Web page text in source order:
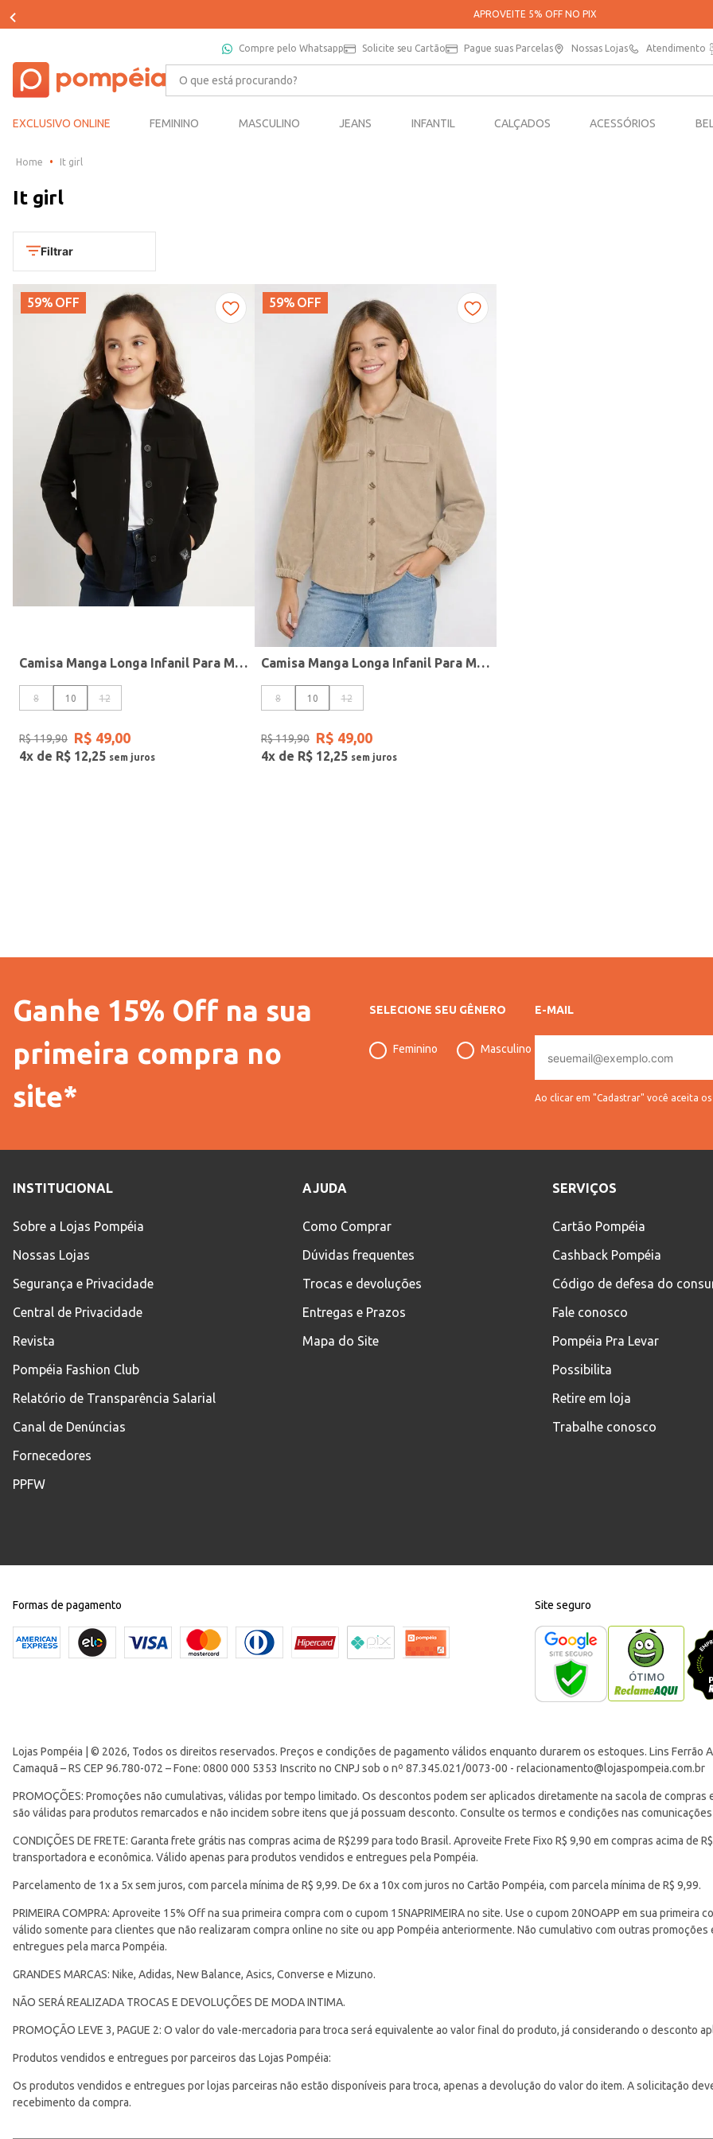
APROVEITE 5% OFF NO PIX
Compre pelo Whatsapp Solicite seu Cartão Pague suas Parcelas Nossas Lojas Atendimento
O que está procurando?
EXCLUSIVO ONLINE FEMININO MASCULINO JEANS INFANTIL CALÇADOS ACESSÓRIOS
It girl
It girl
Filtrar
Departamento
TAMANHO
Tecido
59% OFF
Camisa Manga Longa Infanil Para Menina - PRETO
8 10 12
R$119,90 R$ 49,00
4x de R$ 12,25
59% OFF
Camisa Manga Longa Infanil Para Menina - BEGE
8 10 12
R$119,90 R$ 49,00
4x de R$ 12,25
Ganhe 15% Off na sua
primeira compra no
site*
SELECIONE SEU GÊNERO
Feminino Masculino
E-MAIL
mail
Ao clicar em "Cadastrar" você aceita
INSTITUCIONAL
Sobre a Lojas Pompéia
Nossas Lojas
Segurança e Privacidade
Central de Privacidade
Revista
Pompéia Fashion Club
Relatório de Transparência Salarial
Canal de Denúncias
Fornecedores
PPFW
AJUDA
Como Comprar
Dúvidas frequentes
Trocas e devoluções
Entregas e Prazos
Mapa do Site
SERVIÇOS
Cartão Pompéia
Cashback Pompéia
Código de defesa do
Fale conosco
Pompéia Pra Levar
Possibilita
Retire em loja
Trabalhe conosco
Formas de pagamento Site seguro
Lojas Pompéia | © 2026, Todos os direitos reservados. Preços e condições de pagamento válidos enquanto durarem os estoques. Lins Ferrão
Camaquã – RS CEP 96.780-072 – Fone: 0800 000 5353 Inscrito no CNPJ sob o nº 87.345.021/0073-00 - relacionamento@lojaspompeia.com.br
PROMOÇÕES: Promoções não cumulativas, válidas por tempo limitado. Os descontos podem ser aplicados diretamente na sacola de
são válidas para produtos remarcados e não incidem sobre itens que já possuam desconto. Consulte os termos e condições nas
CONDIÇÕES DE FRETE: Garanta frete grátis nas compras acima de R$299 para todo Brasil. Aproveite Frete Fixo R$ 9,90 em compras acima de
transportadora e econômica. Válido apenas para produtos vendidos e entregues pela Pompéia.
Parcelamento de 1x a 5x sem juros, com parcela mínima de R$ 9,99. De 6x a 10x com juros no Cartão Pompéia, com parcela mínima de R$ 9,99.
PRIMEIRA COMPRA: Aproveite 15% Off na sua primeira compra com o cupom 15NAPRIMEIRA no site. Use o cupom 20NOAPP em sua primeira
válido somente para clientes que não realizaram compra online no site ou app Pompéia anteriormente. Não cumulativo com outras
entregues pela marca Pompéia.
GRANDES MARCAS: Nike, Adidas, New Balance, Asics, Converse e Mizuno.
NÃO SERÁ REALIZADA TROCAS E DEVOLUÇÕES DE MODA INTIMA.
PROMOÇÃO LEVE 3, PAGUE 2: O valor do vale-mercadoria para troca será equivalente ao valor final do produto, já considerando o desconto
Produtos vendidos e entregues por parceiros das Lojas Pompéia:
Os produtos vendidos e entregues por lojas parceiras não estão disponíveis para troca, apenas a devolução do valor do item. A solicitação
recebimento da compra.